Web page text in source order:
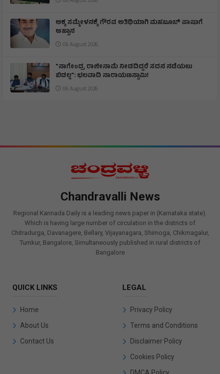
ಅಕ್ಕ ಸಮ್ಮೇಳನಕ್ಕೆ ಗೌರವ ಅತಿಥಿಯಾಗಿ ಮಹಬೂಬ್ ಪಾಷಾಗೆ
ಆಹ್ವಾನ
06 August 2026
"ನಾಗೇಂದ್ರ ರಾಜೀನಾಮೆ ನೀಡದಿದ್ದರೆ ಸದನ ನಡೆಯಲು
ಬಿಡಲ್ಲ": ಛಲವಾದಿ ನಾರಾಯಣಸ್ವಾಮಿ!
06 August 2026
Chandravalli News
Regional Kannada Daily is a leading news paper in (Karnataka state).
Which is having large number of circulation in the districts of
Chitradurga, Davanagere, Bellary, Vijayanagara, Shimoga, Chikmagalur,
Tumkur, Bangalore, Simultaneously published in rural districts of
Bangalore
QUICK LINKS
Home
About Us
Contact Us
LEGAL
Privacy Policy
Terms and Conditions
Disclaimer Policy
Cookies Policy